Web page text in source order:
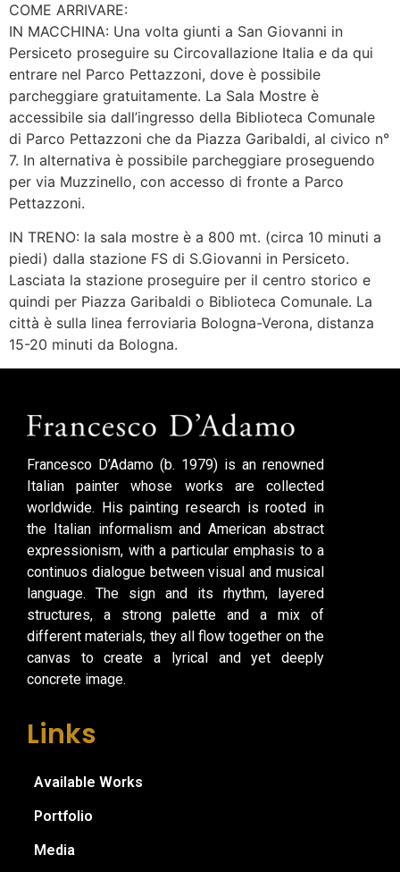
COME ARRIVARE:
IN MACCHINA: Una volta giunti a San Giovanni in
Persiceto proseguire su Circovallazione Italia e da qui
entrare nel Parco Pettazzoni, dove è possibile
parcheggiare gratuitamente. La Sala Mostre è
accessibile sia dall’ingresso della Biblioteca Comunale
di Parco Pettazzoni che da Piazza Garibaldi, al civico n°
7. In alternativa è possibile parcheggiare proseguendo
per via Muzzinello, con accesso di fronte a Parco
Pettazzoni.
IN TRENO: la sala mostre è a 800 mt. (circa 10 minuti a
piedi) dalla stazione FS di S.Giovanni in Persiceto.
Lasciata la stazione proseguire per il centro storico e
quindi per Piazza Garibaldi o Biblioteca Comunale. La
città è sulla linea ferroviaria Bologna-Verona, distanza
15-20 minuti da Bologna.
Francesco D’Adamo (b. 1979) is an renowned
Italian painter whose works are collected
worldwide. His painting research is rooted in
the Italian informalism and American abstract
expressionism, with a particular emphasis to a
continuos dialogue between visual and musical
language. The sign and its rhythm, layered
structures, a strong palette and a mix of
different materials, they all flow together on the
canvas to create a lyrical and yet deeply
concrete image.
Links
Available Works
Portfolio
Media